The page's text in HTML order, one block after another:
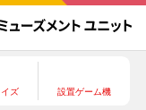
ズ 設置ゲーム機